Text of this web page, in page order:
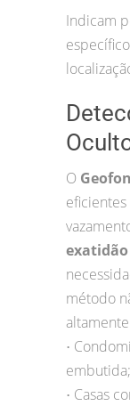
Indicam
O
método
•
embutida;
• Casas